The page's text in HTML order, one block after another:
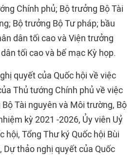
Chính phủ; Bộ trưởng Bộ Tài
Bộ trưởng Bộ Tư pháp; bầu
dân tối cao và Viện trưởng
tối cao và bế mạc Kỳ họp.
quyết của Quốc hội về việc
Thủ tướng Chính phủ về việc
Tài nguyên và Môi trường, Bộ
kỳ 2021 -2026, Ủy viên Uỷ
hội, Tổng Thư ký Quốc hội Bùi
Dự thảo nghị quyết của Quốc